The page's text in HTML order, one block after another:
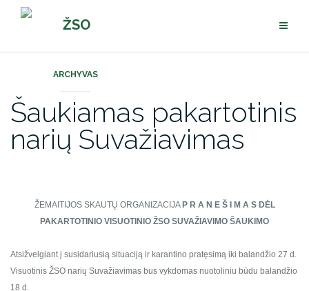
Pereiti
ŽSO
ARCHYVAS
Šaukiamas pakartotinis
narių Suvažiavimas
ŽEMAITIJOS SKAUTŲ ORGANIZACIJA P R A N E Š I M A S DĖL
PAKARTOTINIO VISUOTINIO ŽSO SUVAŽIAVIMO ŠAUKIMO
Atsižvelgiant į susidariusią situaciją ir karantino pratęsimą iki balandžio 27 d.
Visuotinis ŽSO narių Suvažiavimas bus vykdomas nuotoliniu būdu balandžio
18 d.